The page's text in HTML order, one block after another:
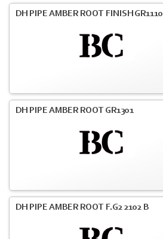
DH PIPE AMBER ROOT FINISH GR1110
DH PIPE AMBER ROOT GR1301
DH PIPE AMBER ROOT F.G2 2102 B